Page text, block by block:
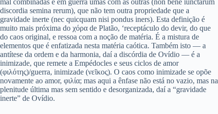
mal combinadas e em guerra umas com as outras (non bene iunctarum
discordia semina rerum), que não tem outra propriedade que a
gravidade inerte (nec quicquam nisi pondus iners). Esta definição é
muito mais próxima do χόρα de Platão, ‘receptáculo do devir, do que
do caos original, e ressoa com a noção de matéria. É a mistura de
elementos que é enfatizada nesta matéria caótica. Também isto — a
antítese da ordem e da harmonia, daí a discórdia de Ovídio — é a
inimizade, que remete a Empédocles e seus ciclos de amor
(φιλότης)/guerra, inimizade (νεῖκος). O caos como inimizade se opõe
novamente ao amor, φιλία; mas aqui a ênfase não está no vazio, mas na
plenitude última mas sem sentido e desorganizada, daí a “gravidade
inerte” de Ovídio.